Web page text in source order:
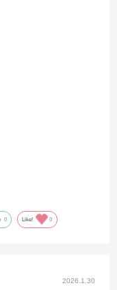
0 Like! 0
2026.1.30